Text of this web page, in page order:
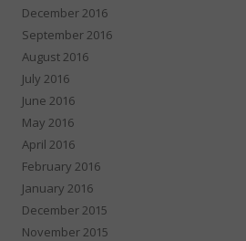
December 2016
September 2016
August 2016
July 2016
June 2016
May 2016
April 2016
February 2016
January 2016
December 2015
November 2015